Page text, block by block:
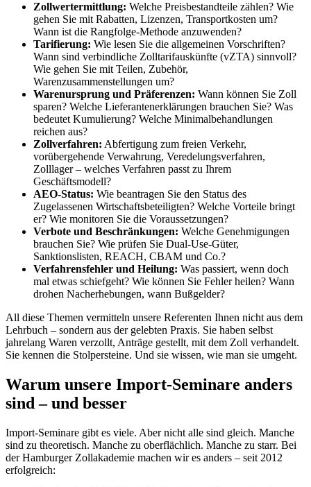
Zollwertermittlung: Welche Preisbestandteile zählen? Wie
gehen Sie mit Rabatten, Lizenzen, Transportkosten um?
Wann ist die Rangfolge-Methode anzuwenden?
Tarifierung: Wie lesen Sie die allgemeinen Vorschriften?
Wann sind verbindliche Zolltarifauskünfte (vZTA) sinnvoll?
Wie gehen Sie mit Teilen, Zubehör,
Warenzusammenstellungen um?
Warenursprung und Präferenzen: Wann können Sie Zoll
sparen? Welche Lieferantenerklärungen brauchen Sie? Was
bedeutet Kumulierung? Welche Minimalbehandlungen
reichen aus?
Zollverfahren: Abfertigung zum freien Verkehr,
vorübergehende Verwahrung, Veredelungsverfahren,
Zolllager – welches Verfahren passt zu Ihrem
Geschäftsmodell?
AEO-Status: Wie beantragen Sie den Status des
Zugelassenen Wirtschaftsbeteiligten? Welche Vorteile bringt
er? Wie monitoren Sie die Voraussetzungen?
Verbote und Beschränkungen: Welche Genehmigungen
brauchen Sie? Wie prüfen Sie Dual-Use-Güter,
Sanktionslisten, REACH, CBAM und Co.?
Verfahrensfehler und Heilung: Was passiert, wenn doch
mal etwas schiefgeht? Wie können Sie Fehler heilen? Wann
drohen Nacherhebungen, wann Bußgelder?
All diese Themen vermitteln unsere Referenten Ihnen nicht aus dem
Lehrbuch – sondern aus der gelebten Praxis. Sie haben selbst
jahrelang Waren verzollt, Anträge gestellt, mit dem Zoll verhandelt.
Sie kennen die Stolpersteine. Und sie wissen, wie man sie umgeht.
Warum unsere Import-Seminare anders
sind – und besser
Import-Seminare gibt es viele. Aber nicht alle sind gleich. Manche
sind zu theoretisch. Manche zu oberflächlich. Manche zu starr. Bei
der Hamburger Zollakademie machen wir es anders – seit 2012
erfolgreich: